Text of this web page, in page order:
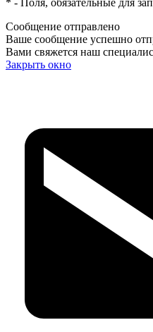
* - Поля, обязательные для
Сообщение отправлено
Ваше сообщение успешно
Вами свяжется наш
Закрыть окно